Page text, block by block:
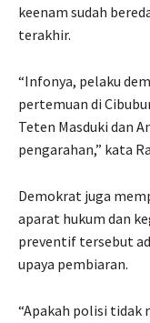
keenam sudah
terakhir.
“Infonya, pelaku
pertemuan di
Teten Masduki dan
pengarahan,” kata
Demokrat juga
aparat hukum dan
preventif tersebut
upaya pembiaran.
“Apakah polisi tidak